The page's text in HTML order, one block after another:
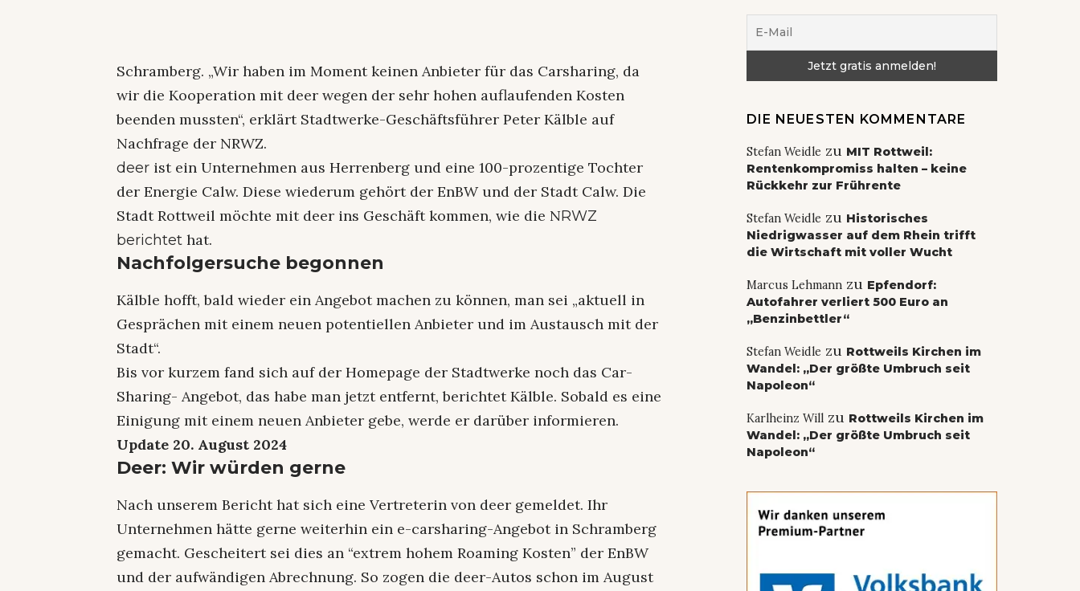
Schramberg. „Wir haben im Moment keinen Anbieter für das Carsharing, da
wir die Kooperation mit deer wegen der sehr hohen auflaufenden Kosten
beenden mussten“, erklärt Stadtwerke-Geschäftsführer Peter Kälble auf
Nachfrage der NRWZ.
deer ist ein Unternehmen aus Herrenberg und eine 100-prozentige Tochter
der Energie Calw. Diese wiederum gehört der EnBW und der Stadt Calw. Die
Stadt Rottweil möchte mit deer ins Geschäft kommen, wie die NRWZ
berichtet hat.
Nachfolgersuche begonnen
Kälble hofft, bald wieder ein Angebot machen zu können, man sei „aktuell in
Gesprächen mit einem neuen potentiellen Anbieter und im Austausch mit der
Stadt“.
Bis vor kurzem fand sich auf der Homepage der Stadtwerke noch das Car-
Sharing- Angebot, das habe man jetzt entfernt, berichtet Kälble. Sobald es eine
Einigung mit einem neuen Anbieter gebe, werde er darüber informieren.
Update 20. August 2024
Deer: Wir würden gerne
Nach unserem Bericht hat sich eine Vertreterin von deer gemeldet. Ihr
Unternehmen hätte gerne weiterhin ein e-carsharing-Angebot in Schramberg
gemacht. Gescheitert sei dies an “extrem hohem Roaming Kosten” der EnBW
und der aufwändigen Abrechnung. So zogen die deer-Autos schon im August
DIE NEUESTEN KOMMENTARE
Stefan Weidle zu MIT Rottweil:
Rentenkompromiss halten – keine
Rückkehr zur Frührente
Stefan Weidle zu Historisches
Niedrigwasser auf dem Rhein trifft
die Wirtschaft mit voller Wucht
Marcus Lehmannzu Epfendorf:
Autofahrer verliert 500 Euro an
„Benzinbettler“
Stefan Weidle zu Rottweils Kirchen im
Wandel: „Der größte Umbruch seit
Napoleon“
Karlheinz Willzu Rottweils Kirchen im
Wandel: „Der größte Umbruch seit
Napoleon“